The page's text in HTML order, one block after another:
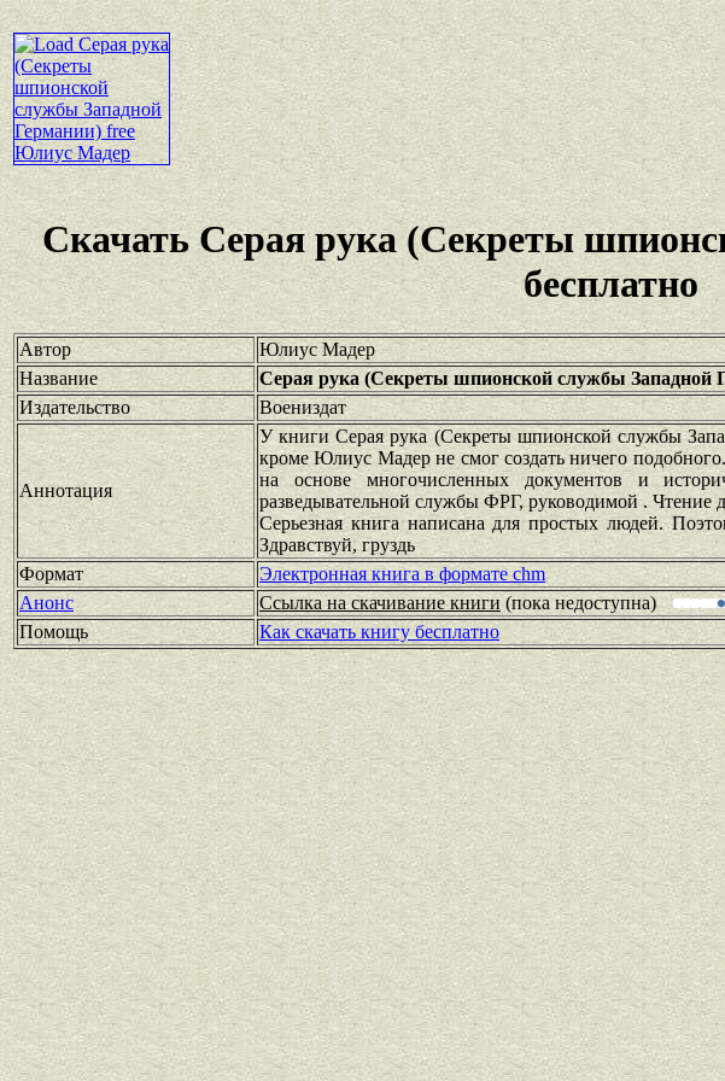
Скачать Серая рука (Секреты
бесплатно
Автор
Юлиус Мадер
Название
Серая рука (Секреты шпионской службы Западной
Издательство
Воениздат
Аннотация
У книги Серая рука (Секреты шпионской службы
кроме Юлиус Мадер не смог создать ничего
на основе многочисленных документов и
разведывательной службы ФРГ, руководимой . Чтение
Серьезная книга написана для простых людей.
Здравствуй, груздь
Формат
Электронная книга в формате chm
Анонс
Ссылка на скачивание книги (пока недоступна)
Помощь
Как скачать книгу бесплатно